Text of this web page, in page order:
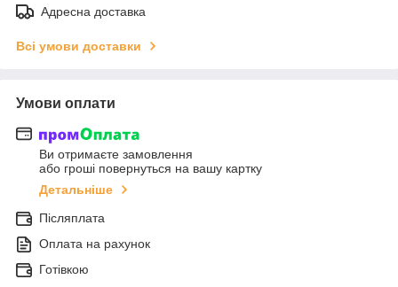
Адресна доставка
Всі умови доставки
Умови оплати
Ви отримаєте замовлення
або гроші повернуться на вашу картку
Детальніше
Післяплата
Оплата на рахунок
Готівкою